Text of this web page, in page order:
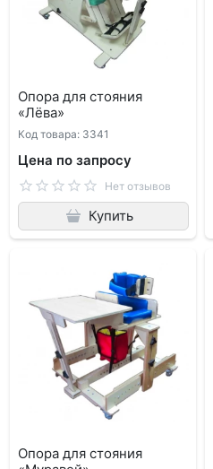
Опора для стояния
«Лёва»
Код товара: 3341
Цена по запросу
Нет отзывов
Купить
Опора для стояния